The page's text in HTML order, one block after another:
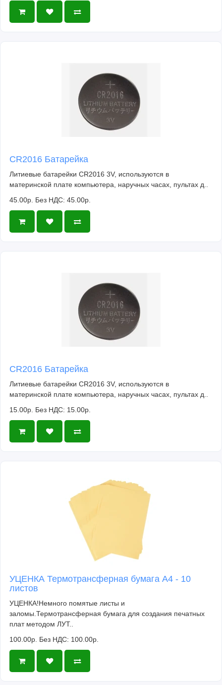
CR2016 Батарейка
Литиевые батарейки CR2016 3V, используются в
материнской плате компьютера, наручных часах, пультах д..
45.00р. Без НДС: 45.00р.
CR2016 Батарейка
Литиевые батарейки CR2016 3V, используются в
материнской плате компьютера, наручных часах, пультах д..
15.00р. Без НДС: 15.00р.
УЦЕНКА Термотрансферная бумага А4 - 10
листов
УЦЕНКА!Немного помятые листы и
заломы.Термотрансферная бумага для создания печатных
плат методом ЛУТ..
100.00р. Без НДС: 100.00р.